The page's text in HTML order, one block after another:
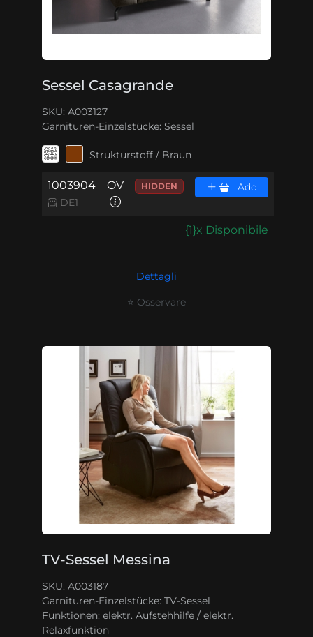
Sessel Casagrande
SKU: A003127
Garnituren-Einzelstücke: Sessel
Strukturstoff / Braun
1003904
DE1
OV HIDDEN Add
{1}x Disponibile
Dettagli
⭐ Osservare
TV-Sessel Messina
SKU: A003187
Garnituren-Einzelstücke: TV-Sessel
Funktionen: elektr. Aufstehhilfe / elektr.
Relaxfunktion